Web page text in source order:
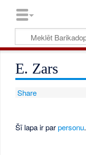
E. Zars
Share
Šī lapa ir parpersonu.